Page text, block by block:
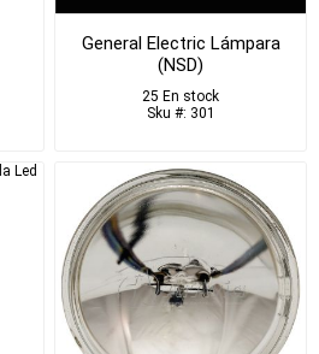
General Electric Lámpara
(NSD)
25 En stock
Sku #: 301